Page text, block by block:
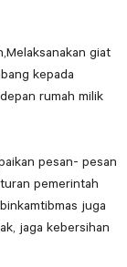
giat
kepada
rumah milik
pesan- pesan
pemerintah
juga
jaga kebersihan